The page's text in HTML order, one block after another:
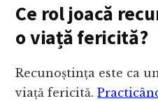
Ce rol joacă
o viață fericită?
Recunoștința este ca
viață fericită.